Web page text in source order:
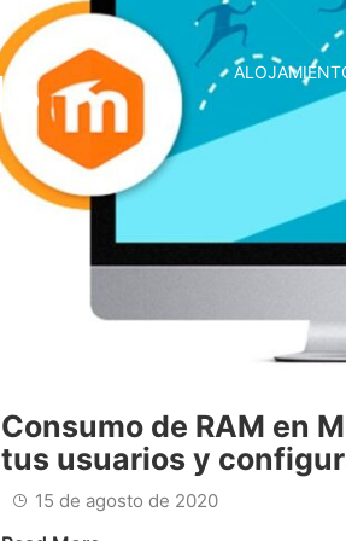
Consumo de RAM en
tus usuarios y
15 de agosto de 2020